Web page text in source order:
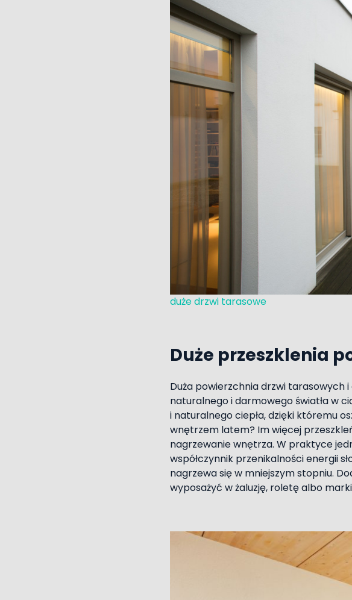
duże drzwi tarasowe
Duże przeszklenia
Duża powierzchnia drzwi tarasowych
naturalnego i darmowego światła w
i naturalnego ciepła, dzięki któremu
wnętrzem latem? Im więcej
nagrzewanie wnętrza. W praktyce
współczynnik przenikalności energii
nagrzewa się w mniejszym stopniu.
wyposażyć w żaluzję, roletę albo